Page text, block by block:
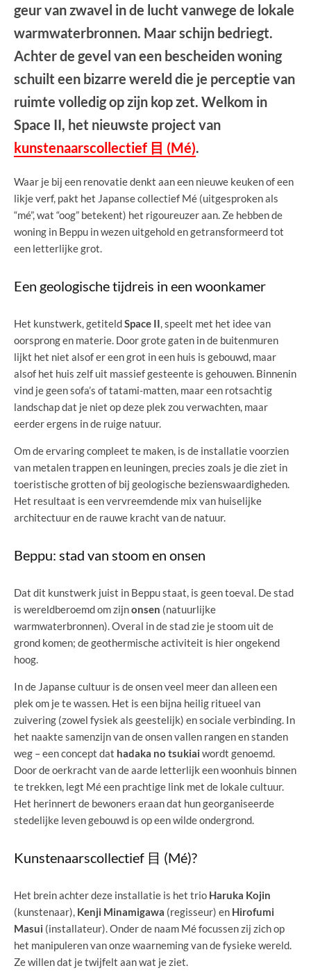
geur van zwavel in de lucht vanwege de lokale
warmwaterbronnen. Maar schijn bedriegt.
Achter de gevel van een bescheiden woning
schuilt een bizarre wereld die je perceptie van
ruimte volledig op zijn kop zet. Welkom in
Space II, het nieuwste project van
kunstenaarscollectief 目 (Mé).
Waar je bij een renovatie denkt aan een nieuwe keuken of een
likje verf, pakt het Japanse collectief Mé (uitgesproken als
“mé”, wat “oog” betekent) het rigoureuzer aan. Ze hebben de
woning in Beppu in wezen uitgehold en getransformeerd tot
een letterlijke grot.
Een geologische tijdreis in een woonkamer
Het kunstwerk, getiteldSpace II, speelt met het idee van
oorsprong en materie. Door grote gaten in de buitenmuren
lijkt het niet alsof er een grot in een huis is gebouwd, maar
alsof het huis zelf uit massief gesteente is gehouwen. Binnenin
vind je geen sofa’s of tatami-matten, maar een rotsachtig
landschap dat je niet op deze plek zou verwachten, maar
eerder ergens in de ruige natuur.
Om de ervaring compleet te maken, is de installatie voorzien
van metalen trappen en leuningen, precies zoals je die ziet in
toeristische grotten of bij geologische bezienswaardigheden.
Het resultaat is een vervreemdende mix van huiselijke
architectuur en de rauwe kracht van de natuur.
Beppu: stad van stoom en onsen
Dat dit kunstwerk juist in Beppu staat, is geen toeval. De stad
is wereldberoemd om zijnonsen (natuurlijke
warmwaterbronnen). Overal in de stad zie je stoom uit de
grond komen; de geothermische activiteit is hier ongekend
hoog.
In de Japanse cultuur is de onsen veel meer dan alleen een
plek om je te wassen. Het is een bijna heilig ritueel van
zuivering (zowel fysiek als geestelijk) en sociale verbinding. In
het naakte samenzijn van de onsen vallen rangen en standen
weg – een concept dat hadaka no tsukiai wordt genoemd.
Door de oerkracht van de aarde letterlijk een woonhuis binnen
te trekken, legt Mé een prachtige link met de lokale cultuur.
Het herinnert de bewoners eraan dat hun georganiseerde
stedelijke leven gebouwd is op een wilde ondergrond.
Kunstenaarscollectief 目 (Mé)?
Het brein achter deze installatie is het trio Haruka Kojin
(kunstenaar), Kenji Minamigawa (regisseur) en Hirofumi
Masui (installateur). Onder de naam Mé focussen zij zich op
het manipuleren van onze waarneming van de fysieke wereld.
Ze willen dat je twijfelt aan wat je ziet.